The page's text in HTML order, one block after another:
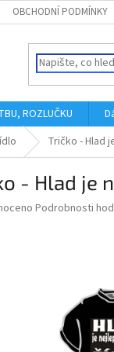
OBCHODNÍ PODMÍNKY
ROZLUČKU
Tričko - Hlad
- Hlad je
Podrobnosti